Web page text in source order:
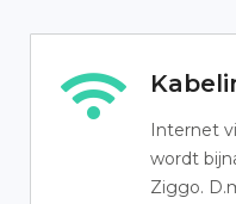
Internet
wordt
Ziggo.